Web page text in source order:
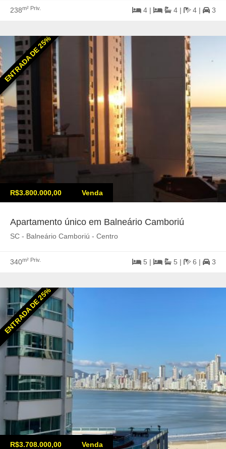
238m² Priv. 4 | 4 | 4 | 3
ENTRADA DE 25%
R$3.800.000,00 Venda
Apartamento único em Balneário Camboriú
SC - Balneário Camboriú - Centro
340m² Priv. 5 | 5 | 6 | 3
ENTRADA DE 25%
R$3.708.000,00 Venda